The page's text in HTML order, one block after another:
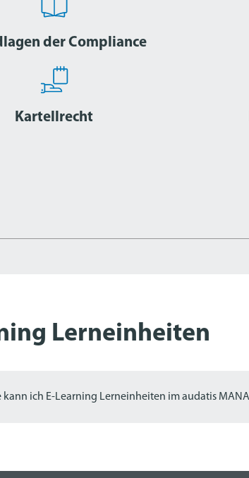
der Compliance
Kartellrecht
Lerneinheiten
kann ich E-Learning Lerneinheiten im audatis